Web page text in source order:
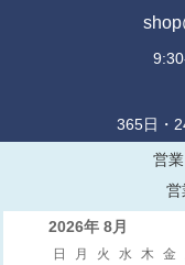
365日・
営
営
2026年 8月
日 月 火 水 木 金